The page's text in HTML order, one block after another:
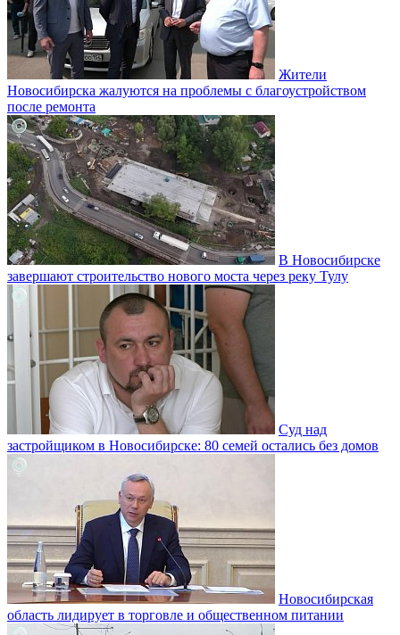
Жители
Новосибирска жалуются на проблемы с благоустройством
после ремонта
В Новосибирске
завершают строительство нового моста через реку Тулу
Суд над
застройщиком в Новосибирске: 80 семей остались без домов
Новосибирская
область лидирует в торговле и общественном питании